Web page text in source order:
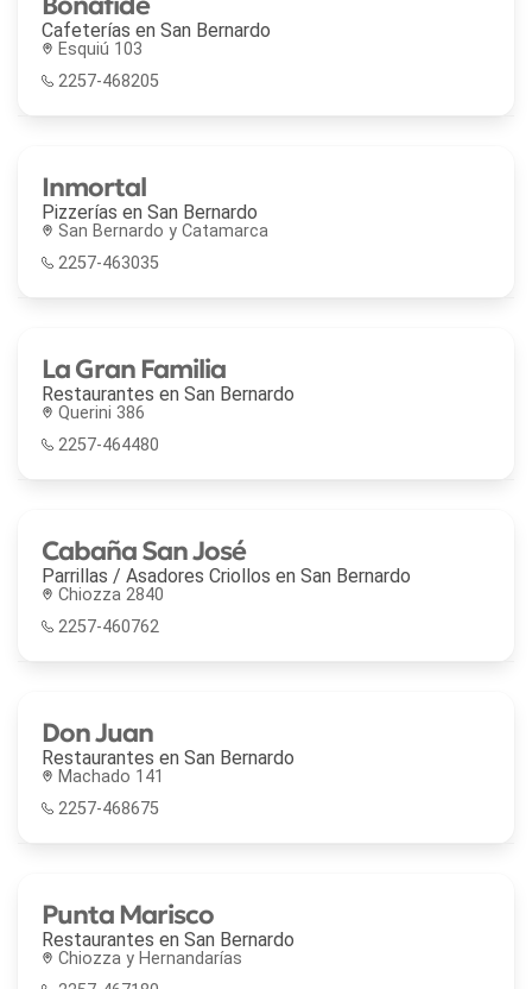
Cafeterías en San Bernardo
Esquiú 103
2257-468205
Inmortal
Pizzerías en San Bernardo
San Bernardo y Catamarca
2257-463035
La Gran Familia
Restaurantes en San Bernardo
Querini 386
2257-464480
Cabaña San José
Parrillas / Asadores Criollos en San Bernardo
Chiozza 2840
2257-460762
Don Juan
Restaurantes en San Bernardo
Machado 141
2257-468675
Punta Marisco
Restaurantes en San Bernardo
Chiozza y Hernandarías